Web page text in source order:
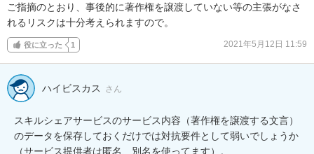
ご指摘のとおり、事後的に著作権を譲渡していない等の主張がなさ
れるリスクは十分考えられますので。
役に立った 1 2021年5月12日 11:59
ハイビスカス さん
スキルシェアサービスのサービス内容（著作権を譲渡する文言）
のデータを保存しておくだけでは対抗要件として弱いでしょうか
（サービス提供者は匿名、別名を使ってます）。